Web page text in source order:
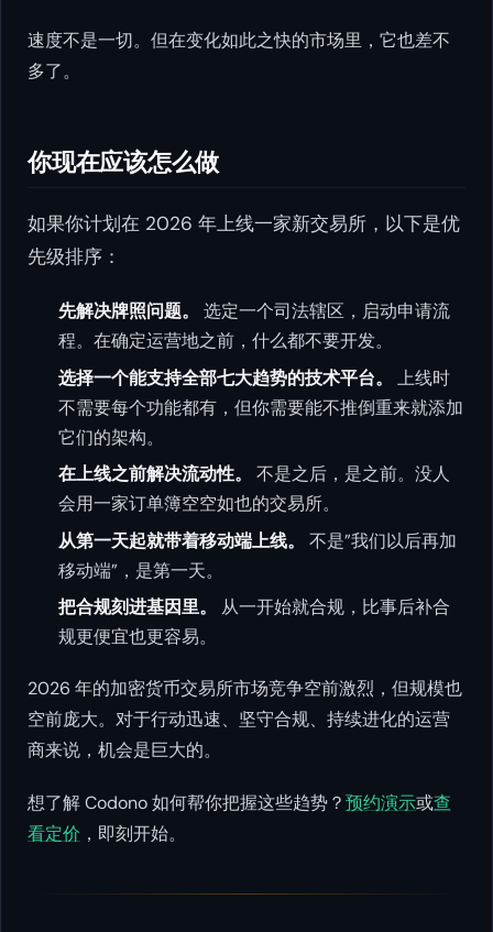
速度不是一切。但在变化如此之快的市场里，它也差不
多了。
你现在应该怎么做
如果你计划在 2026 年上线一家新交易所，以下是优
先级排序：
先解决牌照问题。
选定一个司法辖区，启动申请流
程。在确定运营地之前，什么都不要开发。
选择一个能支持全部七大趋势的技术平台。
上线时
不需要每个功能都有，但你需要能不推倒重来就添加
它们的架构。
在上线之前解决流动性。
不是之后，是之前。没人
会用一家订单簿空空如也的交易所。
从第一天起就带着移动端上线。
不是”我们以后再加
移动端”，是第一天。
把合规刻进基因里。
从一开始就合规，比事后补合
规更便宜也更容易。
2026 年的加密货币交易所市场竞争空前激烈，但规模也
空前庞大。对于行动迅速、坚守合规、持续进化的运营
商来说，机会是巨大的。
想了解 Codono 如何帮你把握这些趋势？预约演示或查
看定价 ，即刻开始。